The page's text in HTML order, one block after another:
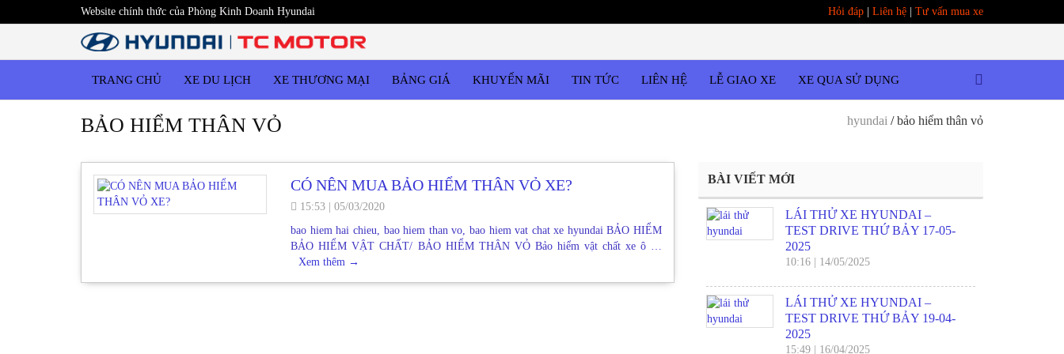
Website chính thức của Phòng Kinh Doanh Hyundai Hỏi đáp Liên hệ Tư vấn mua xe
TRANG CHỦ XE DU LỊCH XE THƯƠNG MẠI BẢNG GIÁ KHUYẾN MÃI TIN TỨC LIÊN HỆ LỄ GIAO XE XE QUA SỬ DỤNG
BẢO HIỂM THÂN VỎ hyundai /bảo hiểm thân vỏ
CÓ NÊN MUA BẢO HIỂM THÂN VỎ XE?
15:53 |05/03/2020
bao hiem hai chieu, bao hiem than vo, bao hiem vat chat xe hyundai BẢO HIỂM
BẢO HIỂM VẬT CHẤT/ BẢO HIỂM THÂN VỎ Bảo hiểm vật chất xe ô …
Xem thêm →
BÀI VIẾT MỚI
LÁI THỬ XE HYUNDAI –
TEST DRIVE THỨ BẢY 17-05-
2025
10:16 14/05/2025
LÁI THỬ XE HYUNDAI –
TEST DRIVE THỨ BẢY 19-04-
2025
15:49 16/04/2025